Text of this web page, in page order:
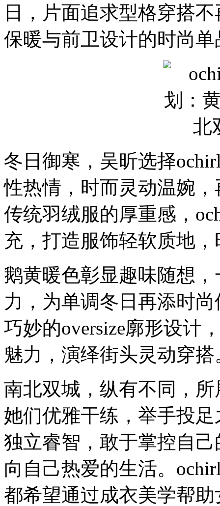
日，片面追求型格穿搭
保暖与前卫设计的时尚
冬日御寒，吴昕选择
性热情，时而灵动温婉
传统羽绒服的厚重感，
充，打造服饰轻软质地
鹅黄暖色彰显趣味随想
力，为单调冬日再添时
巧妙的oversize廓形设计
魅力，演绎街头灵动穿搭
南北双城，纵有不同，
她们优雅干练，举手投
独立睿智，敢于掌控自
向自己热爱的生活。
都希望通过成衣美学帮